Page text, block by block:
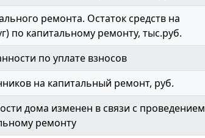
ремонта. Остаток средств на
по капитальному ремонту, тыс.руб.
по уплате взносов
на капитальный ремонт, руб.
дома изменен в связи с проведением
ремонту